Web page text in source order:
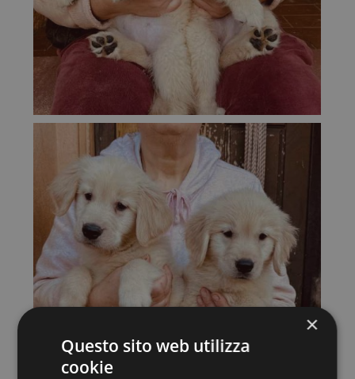
×
Questo sito web utilizza
cookie